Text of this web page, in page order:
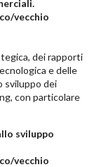
vecchio
dei rapporti
e delle
sviluppo dei
con particolare
sviluppo
vecchio